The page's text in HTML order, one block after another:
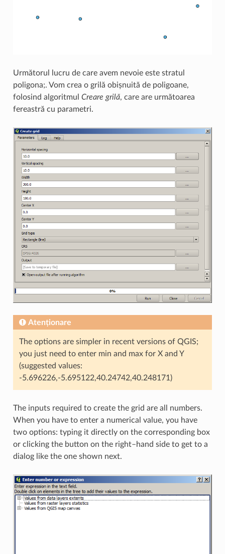
Următorul lucru de care avem nevoie este stratul
poligona;. Vom crea o grilă obișnuită de poligoane,
folosind algoritmul Creare grilă, care are următoarea
fereastră cu parametri.
Atenționare
The options are simpler in recent versions of QGIS;
you just need to enter min and max for X and Y
(suggested values:
-5.696226,-5.695122,40.24742,40.248171)
The inputs required to create the grid are all numbers.
When you have to enter a numerical value, you have
two options: typing it directly on the corresponding box
or clicking the button on the right–hand side to get to a
dialog like the one shown next.